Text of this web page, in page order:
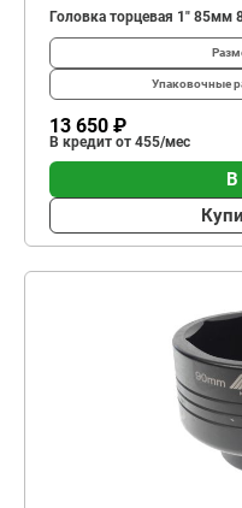
Головка торцевая 1" 85мм
Упаковочные
13 650 ₽
В кредит от 455/мес
В